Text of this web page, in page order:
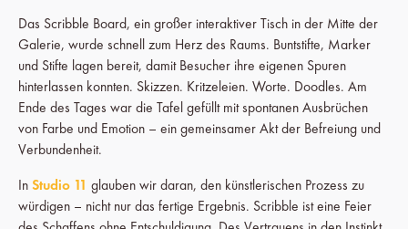
Das Scribble Board, ein großer interaktiver Tisch in der Mitte der
Galerie, wurde schnell zum Herz des Raums. Buntstifte, Marker
und Stifte lagen bereit, damit Besucher ihre eigenen Spuren
hinterlassen konnten. Skizzen. Kritzeleien. Worte. Doodles. Am
Ende des Tages war die Tafel gefüllt mit spontanen Ausbrüchen
von Farbe und Emotion – ein gemeinsamer Akt der Befreiung und
Verbundenheit.
In Studio 11 glauben wir daran, den künstlerischen Prozess zu
würdigen – nicht nur das fertige Ergebnis. Scribble ist eine Feier